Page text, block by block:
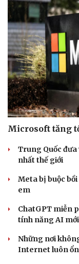
Microsoft tăng
Trung Quốc đưa
nhất thế giới
Meta bị buộc
em
ChatGPT miễn
tính năng AI mới
Những nơi
Internet luôn